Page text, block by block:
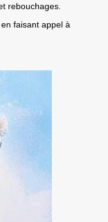
rebouchages.
faisant appel à